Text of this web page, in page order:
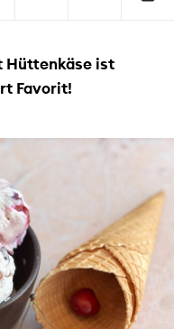
Hüttenkäse ist
Favorit!